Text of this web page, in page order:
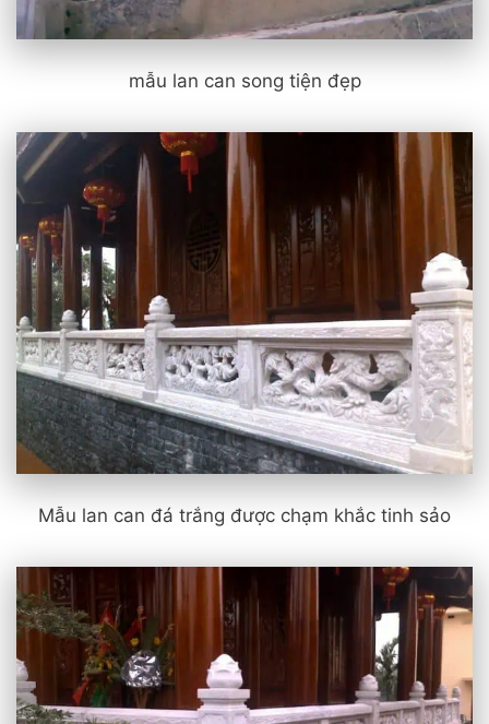
mẫu lan can song tiện đẹp
Mẫu lan can đá trắng được chạm khắc tinh sảo